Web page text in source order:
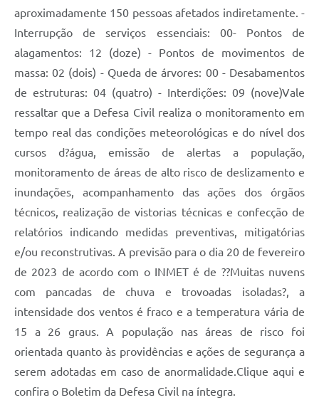
aproximadamente 150 pessoas afetados indiretamente. -
Interrupção de serviços essenciais: 00- Pontos de
alagamentos: 12 (doze) - Pontos de movimentos de
massa: 02 (dois) - Queda de árvores: 00 - Desabamentos
de estruturas: 04 (quatro) - Interdições: 09 (nove)Vale
ressaltar que a Defesa Civil realiza o monitoramento em
tempo real das condições meteorológicas e do nível dos
cursos d?água, emissão de alertas a população,
monitoramento de áreas de alto risco de deslizamento e
inundações, acompanhamento das ações dos órgãos
técnicos, realização de vistorias técnicas e confecção de
relatórios indicando medidas preventivas, mitigatórias
e/ou reconstrutivas. A previsão para o dia 20 de fevereiro
de 2023 de acordo com o INMET é de ??Muitas nuvens
com pancadas de chuva e trovoadas isoladas?, a
intensidade dos ventos é fraco e a temperatura vária de
15 a 26 graus. A população nas áreas de risco foi
orientada quanto às providências e ações de segurança a
serem adotadas em caso de anormalidade.Clique aqui e
confira o Boletim da Defesa Civil na íntegra.